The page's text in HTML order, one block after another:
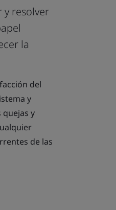
y resolver
la
del
y
y
de las